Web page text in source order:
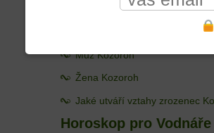
Muž Kozoroh
Žena Kozoroh
Jaké utváří vztahy zrozenec
Horoskop pro Vodnáře